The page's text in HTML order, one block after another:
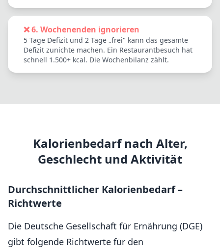
❌ 6. Wochenenden ignorieren
5 Tage Defizit und 2 Tage „frei" kann das gesamte
Defizit zunichte machen. Ein Restaurantbesuch hat
schnell 1.500+ kcal. Die Wochenbilanz zählt.
Kalorienbedarf nach Alter,
Geschlecht und Aktivität
Durchschnittlicher Kalorienbedarf –
Richtwerte
Die Deutsche Gesellschaft für Ernährung (DGE)
gibt folgende Richtwerte für den